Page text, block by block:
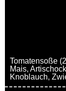
Tomatensoße
Mais,
Knoblauch,